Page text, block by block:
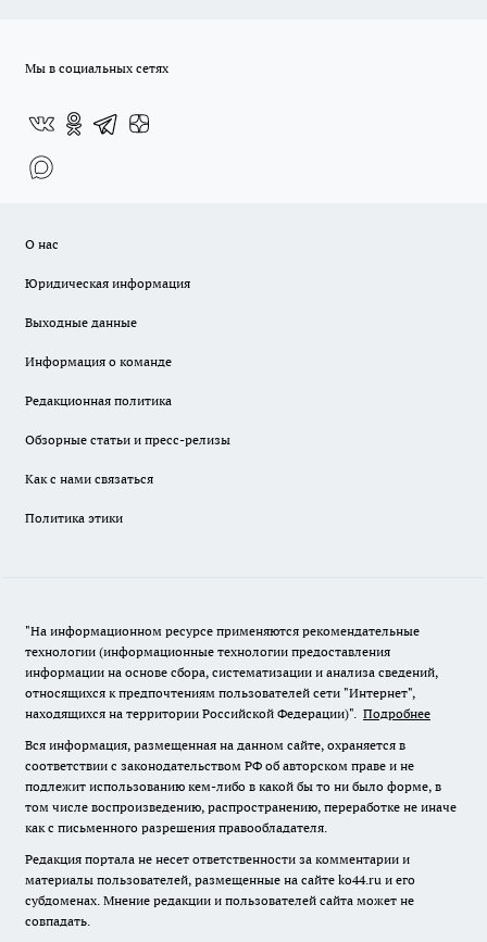
Мы в социальных сетях
О нас
Юридическая информация
Выходные данные
Информация о команде
Редакционная политика
Обзорные статьи и пресс-релизы
Как с нами связаться
Политика этики
"На информационном ресурсе применяются рекомендательные
технологии (информационные технологии предоставления
информации на основе сбора, систематизации и анализа сведений,
относящихся к предпочтениям пользователей сети "Интернет",
находящихся на территории Российской Федерации)". Подробнее
Вся информация, размещенная на данном сайте, охраняется в
соответствии с законодательством РФ об авторском праве и не
подлежит использованию кем-либо в какой бы то ни было форме, в
том числе воспроизведению, распространению, переработке не иначе
как с письменного разрешения правообладателя.
Редакция портала не несет ответственности за комментарии и
материалы пользователей, размещенные на сайте ko44.ru и его
субдоменах. Мнение редакции и пользователей сайта может не
совпадать.